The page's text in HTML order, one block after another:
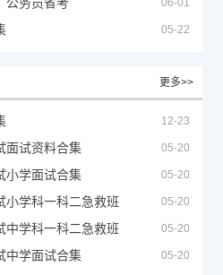
06-01
05-22
更多>>
12-23
面试资料合集 05-20
小学面试合集 05-20
小学科一科二急救班 05-20
中学科一科二急救班 05-20
中学面试合集 05-20